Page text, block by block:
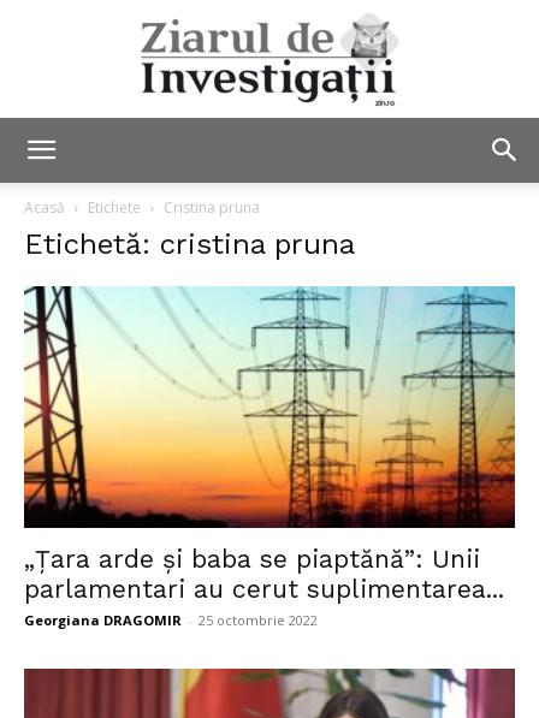
Investigații
Acasă Etichete Cristina pruna
Etichetă: cristina pruna
„Țara arde și baba se piaptănă”: Unii
parlamentari au cerut suplimentarea...
Georgiana DRAGOMIR - 25 octombrie 2022